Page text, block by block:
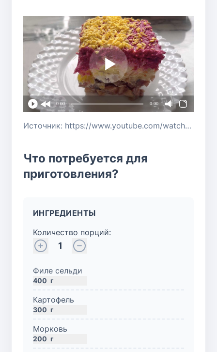
0:00 0:00
Источник: https://www.youtube.com/watch?v=KsK7Zb20f2o
Что потребуется для
приготовления?
ИНГРЕДИЕНТЫ
Количество порций:
1
Филе сельди
400 г
Картофель
300 г
Морковь
200 г